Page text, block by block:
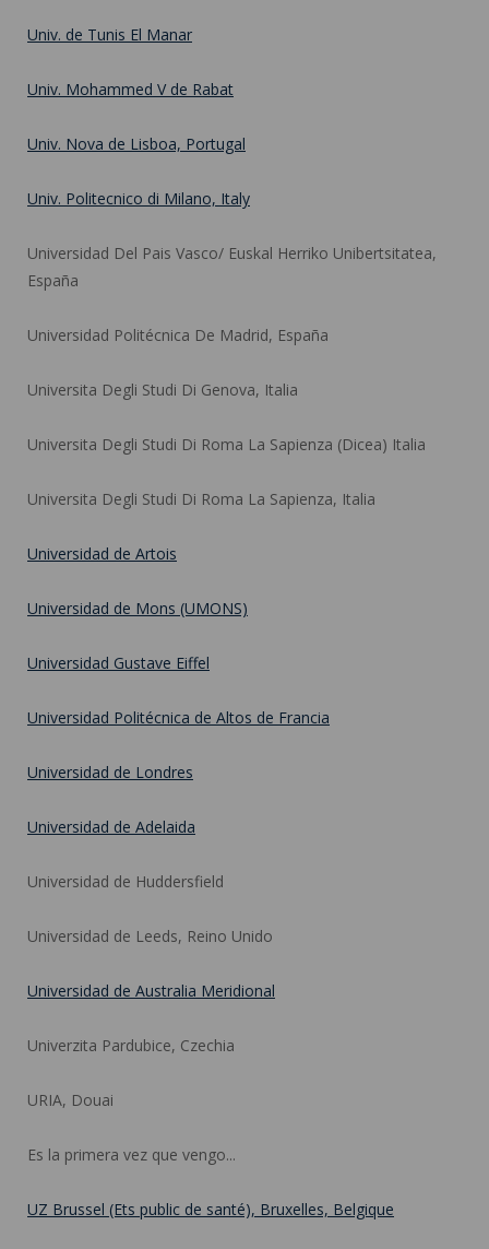
Univ. de Tunis El Manar
Univ. Mohammed V de Rabat
Univ. Nova de Lisboa, Portugal
Univ. Politecnico di Milano, Italy
Universidad Del Pais Vasco/ Euskal Herriko Unibertsitatea,
España
Universidad Politécnica De Madrid, España
Universita Degli Studi Di Genova, Italia
Universita Degli Studi Di Roma La Sapienza (Dicea) Italia
Universita Degli Studi Di Roma La Sapienza, Italia
Universidad de Artois
Universidad de Mons (UMONS)
Universidad Gustave Eiffel
Universidad Politécnica de Altos de Francia
Universidad de Londres
Universidad de Adelaida
Universidad de Huddersfield
Universidad de Leeds, Reino Unido
Universidad de Australia Meridional
Univerzita Pardubice, Czechia
URIA, Douai
Es la primera vez que vengo...
UZ Brussel (Ets public de santé), Bruxelles, Belgique